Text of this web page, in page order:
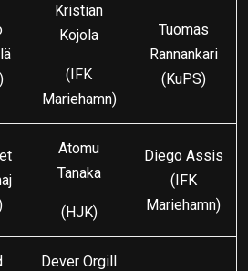
Kristian
Kojola
(IFK
Mariehamn)
Tuomas
Rannankari
(KuPS)
Atomu
Tanaka
(HJK)
Diego Assis
(IFK
Mariehamn)
Dever Orgill